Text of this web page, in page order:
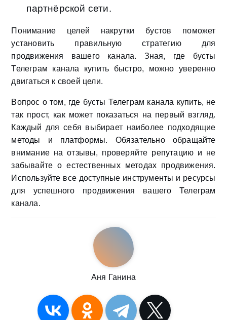
партнёрской сети.
Понимание целей накрутки бустов поможет
установить правильную стратегию для
продвижения вашего канала. Зная, где бусты
Телеграм канала купить быстро, можно уверенно
двигаться к своей цели.
Вопрос о том, где бусты Телеграм канала купить, не
так прост, как может показаться на первый взгляд.
Каждый для себя выбирает наиболее подходящие
методы и платформы. Обязательно обращайте
внимание на отзывы, проверяйте репутацию и не
забывайте о естественных методах продвижения.
Используйте все доступные инструменты и ресурсы
для успешного продвижения вашего Телеграм
канала.
Аня Ганина